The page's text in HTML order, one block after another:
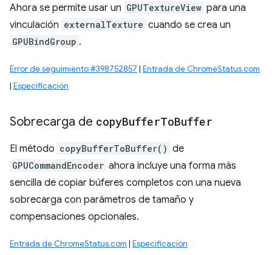
Ahora se permite usar un GPUTextureView para una
vinculación externalTexture cuando se crea un
GPUBindGroup .
Error de seguimiento #398752857 | Entrada de ChromeStatus.com
| Especificación
Sobrecarga de copyBufferToBuffer
El método copyBufferToBuffer() de
GPUCommandEncoder ahora incluye una forma más
sencilla de copiar búferes completos con una nueva
sobrecarga con parámetros de tamaño y
compensaciones opcionales.
Entrada de ChromeStatus.com | Especificación